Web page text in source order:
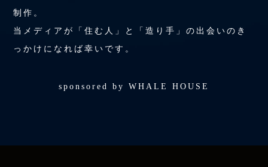
制作。
当メディアが「住む人」と「造り手」の出会いのき
っかけになれば幸いです。
sponsored by WHALE HOUSE